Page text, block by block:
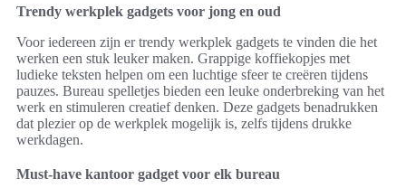
Trendy werkplek gadgets voor jong en oud
Voor iedereen zijn er trendy werkplek gadgets te vinden die het
werken een stuk leuker maken. Grappige koffiekopjes met
ludieke teksten helpen om een luchtige sfeer te creëren tijdens
pauzes. Bureau spelletjes bieden een leuke onderbreking van het
werk en stimuleren creatief denken. Deze gadgets benadrukken
dat plezier op de werkplek mogelijk is, zelfs tijdens drukke
werkdagen.
Must-have kantoor gadget voor elk bureau